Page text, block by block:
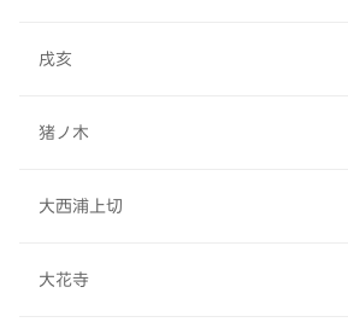
戌亥
猪ノ木
大西浦上切
大花寺